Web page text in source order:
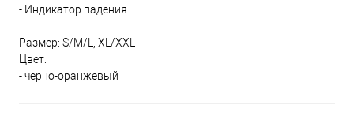
- Индикатор падения
Размер: S/M/L, XL/XXL
Цвет:
- черно-оранжевый